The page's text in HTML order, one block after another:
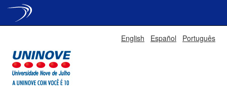
English Español Português